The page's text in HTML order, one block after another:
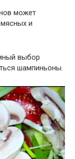
может
и
выбор
шампиньоны.